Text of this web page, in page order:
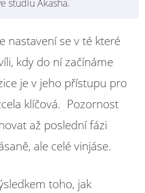
studiu Akasha.
nastavení se v té které
kdy do ní začínáme
je v jeho přístupu pro
klíčová. Pozornost
až poslední fázi
ale celé vinjáse.
toho, jak